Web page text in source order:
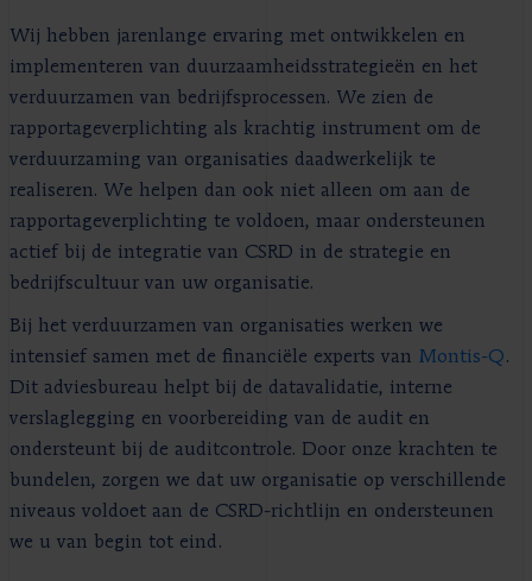
Wij hebben jarenlange ervaring met ontwikkelen en
implementeren van duurzaamheidsstrategieën en het
verduurzamen van bedrijfsprocessen. We zien de
rapportageverplichting als krachtig instrument om de
verduurzaming van organisaties daadwerkelijk te
realiseren. We helpen dan ook niet alleen om aan de
rapportageverplichting te voldoen, maar ondersteunen
actief bij de integratie van CSRD in de strategie en
bedrijfscultuur van uw organisatie.
Bij het verduurzamen van organisaties werken we
intensief samen met de financiële experts van Montis-Q.
Dit adviesbureau helpt bij de datavalidatie, interne
verslaglegging en voorbereiding van de audit en
ondersteunt bij de auditcontrole. Door onze krachten te
bundelen, zorgen we dat uw organisatie op verschillende
niveaus voldoet aan de CSRD-richtlijn en ondersteunen
we u van begin tot eind.